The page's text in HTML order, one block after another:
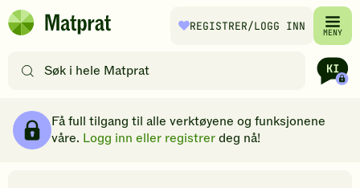
Hopp til hovedinnhold
Matprat
REGISTRER/LOGG INN MENY
etter
filtre
Få full tilgang til alle verktøyene og funksjonene
våre. Logg inn eller registrerdeg nå!